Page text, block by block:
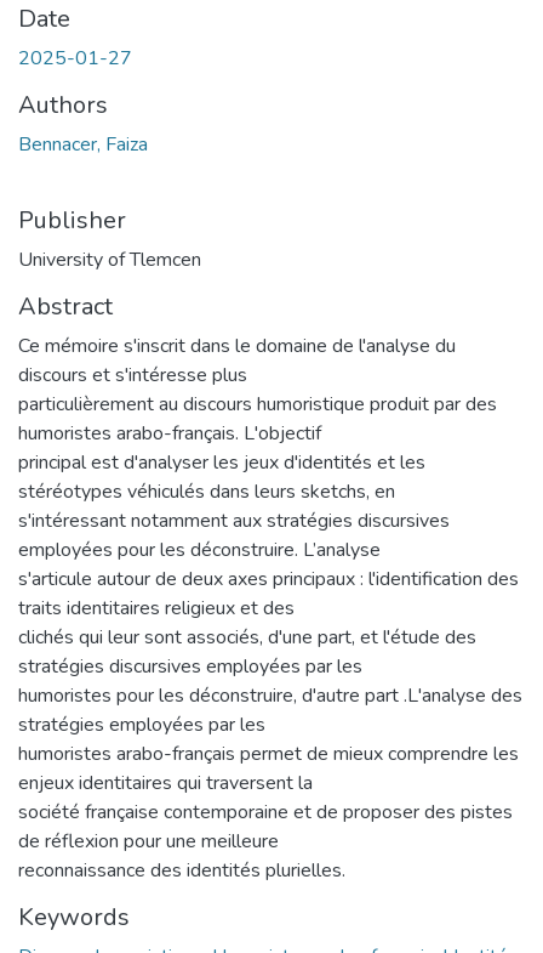
Date
2025-01-27
Authors
Bennacer, Faiza
Publisher
University of Tlemcen
Abstract
Ce mémoire s'inscrit dans le domaine de l'analyse du
discours et s'intéresse plus
particulièrement au discours humoristique produit par des
humoristes arabo-français. L'objectif
principal est d'analyser les jeux d'identités et les
stéréotypes véhiculés dans leurs sketchs, en
s'intéressant notamment aux stratégies discursives
employées pour les déconstruire. L’analyse
s'articule autour de deux axes principaux : l'identification des
traits identitaires religieux et des
clichés qui leur sont associés, d'une part, et l'étude des
stratégies discursives employées par les
humoristes pour les déconstruire, d'autre part .L'analyse des
stratégies employées par les
humoristes arabo-français permet de mieux comprendre les
enjeux identitaires qui traversent la
société française contemporaine et de proposer des pistes
de réflexion pour une meilleure
reconnaissance des identités plurielles.
Keywords